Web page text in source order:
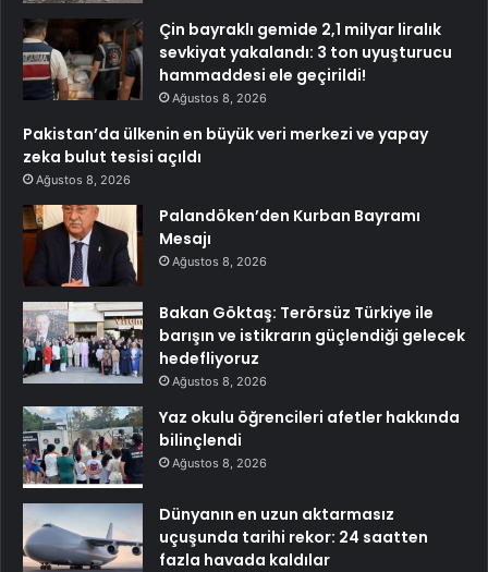
Çin bayraklı gemide 2,1 milyar liralık
sevkiyat yakalandı: 3 ton uyuşturucu
hammaddesi ele geçirildi!
Ağustos 8, 2026
Pakistan’da ülkenin en büyük veri merkezi ve yapay
zeka bulut tesisi açıldı
Ağustos 8, 2026
Palandöken’den Kurban Bayramı
Mesajı
Ağustos 8, 2026
Bakan Göktaş: Terörsüz Türkiye ile
barışın ve istikrarın güçlendiği gelecek
hedefliyoruz
Ağustos 8, 2026
Yaz okulu öğrencileri afetler hakkında
bilinçlendi
Ağustos 8, 2026
Dünyanın en uzun aktarmasız
uçuşunda tarihi rekor: 24 saatten
fazla havada kaldılar